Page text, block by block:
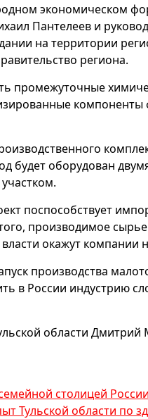
экономическом
Пантелеев и
на территории
региона.
промежуточные
компоненты
будет оборудован
поспособствует
производимое
окажут компании
производства
в России индустрию
области Дмитрий
столицей
Тульской области по